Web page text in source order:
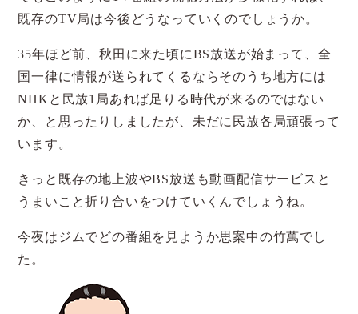
既存のTV局は今後どうなっていくのでしょうか。
35年ほど前、秋田に来た頃にBS放送が始まって、全
国一律に情報が送られてくるならそのうち地方には
NHKと民放1局あれば足りる時代が来るのではない
か、と思ったりしましたが、未だに民放各局頑張って
います。
きっと既存の地上波やBS放送も動画配信サービスと
うまいこと折り合いをつけていくんでしょうね。
今夜はジムでどの番組を見ようか思案中の竹萬でし
た。